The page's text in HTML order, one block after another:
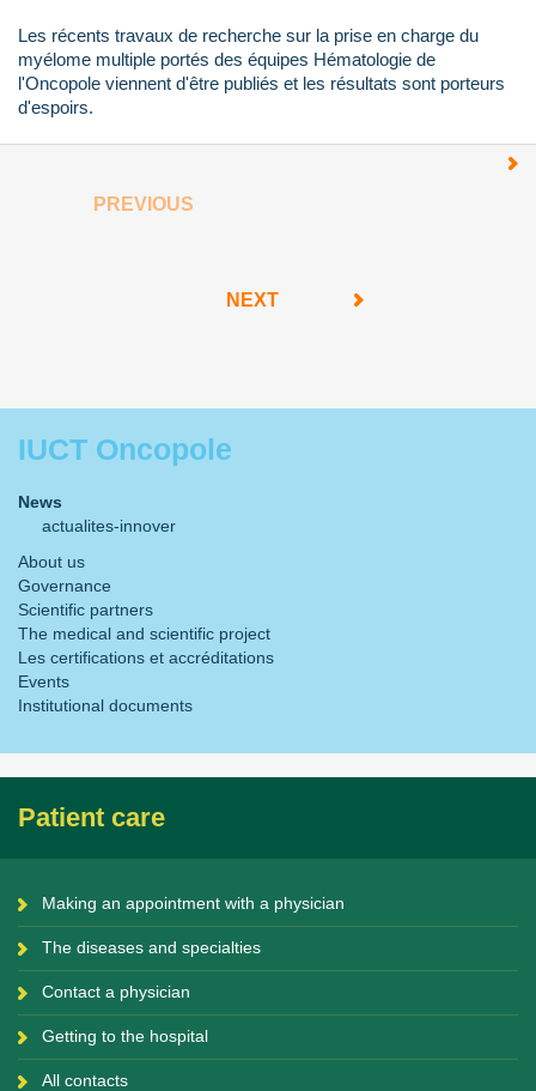
Les récents travaux de recherche sur la prise en charge du
myélome multiple portés des équipes Hématologie de
l'Oncopole viennent d'être publiés et les résultats sont porteurs
d'espoirs.
PREVIOUS
NEXT
IUCT Oncopole
News
actualites-innover
About us
Governance
Scientific partners
The medical and scientific project
Les certifications et accréditations
Events
Institutional documents
Patient care
Making an appointment with a physician
The diseases and specialties
Contact a physician
Getting to the hospital
All contacts